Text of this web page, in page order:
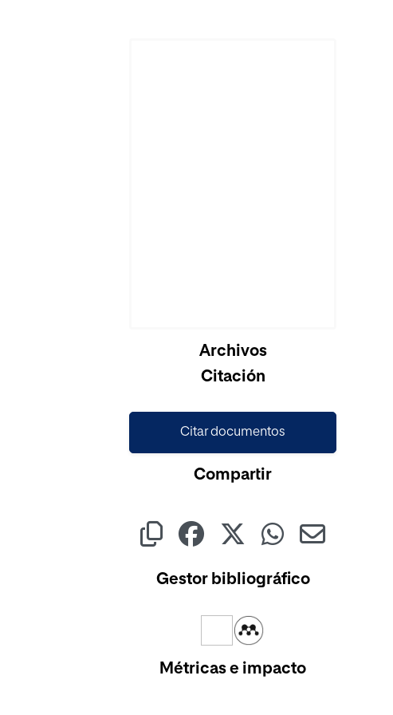
Archivos
Citación
Citar documentos
Compartir
Gestor bibliográfico
Métricas e impacto